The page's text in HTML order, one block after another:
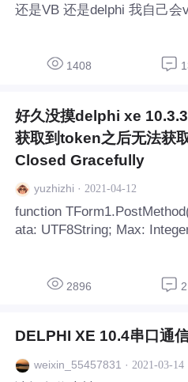
还是VB 还是delphi 我自己会
1408
好久没摸delphi xe
获取到token之后无法获
Closed Gracefully
yuzhizhi · 2021-04-12
function
ata: UTF8String; Max:
OpenSSL; begin RespData
2896
DELPHI XE 10.4串口通
weixin_55457831 · 2021-03-14